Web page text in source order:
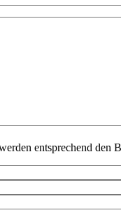
entsprechend den